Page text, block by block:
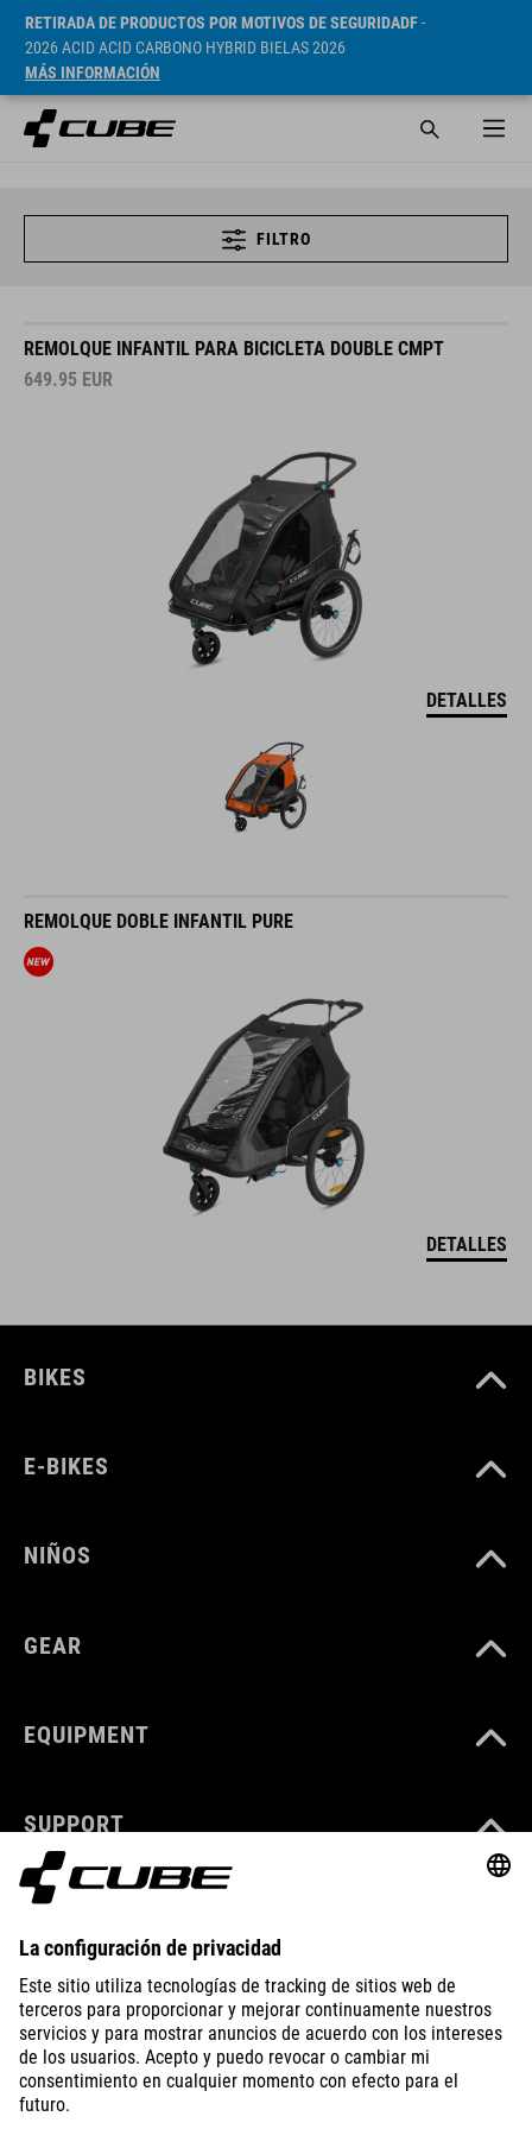
RETIRADA DE PRODUCTOS POR MOTIVOS DE SEGURIDADF-
2026 ACID ACID CARBONO HYBRID BIELAS 2026
MÁS INFORMACIÓN
FILTRO
REMOLQUE INFANTIL PARA BICICLETA DOUBLE CMPT
649.95 EUR
DETALLES
REMOLQUE DOBLE INFANTIL PURE
DETALLES
BIKES
E-BIKES
NIÑOS
GEAR
EQUIPMENT
SUPPORT
ABOUT US
EXPLORE